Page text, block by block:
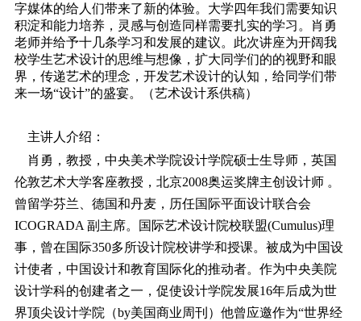
字媒体的给人们带来了新的体验。大学四年我们需要知识
积淀和能力培养，灵感与创造同样需要扎实的学习。肖勇
老师并给予十几条学习和发展的建议。此次讲座为开阔我
校学生艺术设计的思维与想像，扩大同学们的的视野和眼
界，传递艺术的理念，开发艺术设计的认知，给同学们带
来一场“设计”的盛宴。（艺术设计系供稿）
主讲人介绍：
肖勇，教授，中央美术学院设计学院硕士生导师，英国
伦敦艺术大学客座教授，北京2008奥运奖牌主创设计师 。
曾留学芬兰、德国和丹麦，历任国际平面设计联合会
ICOGRADA 副主席。国际艺术设计院校联盟(Cumulus)理
事，曾在国际350多所设计院校讲学和授课。被成为中国设
计使者，中国设计和教育国际化的推动者。作为中央美院
设计学科的创建者之一，促使设计学院发展16年后成为世
界顶尖设计学院（by美国商业周刊）他曾应邀作为“世界经